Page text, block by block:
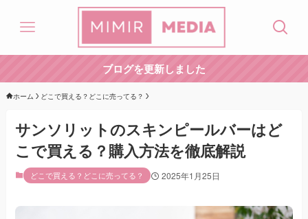
ブログを更新しました
ホーム どこで買える？どこに売ってる？
サンソリットのスキンピールバーはど
こで買える？購入方法を徹底解説
どこで買える？どこに売ってる？ 2025年1月25日